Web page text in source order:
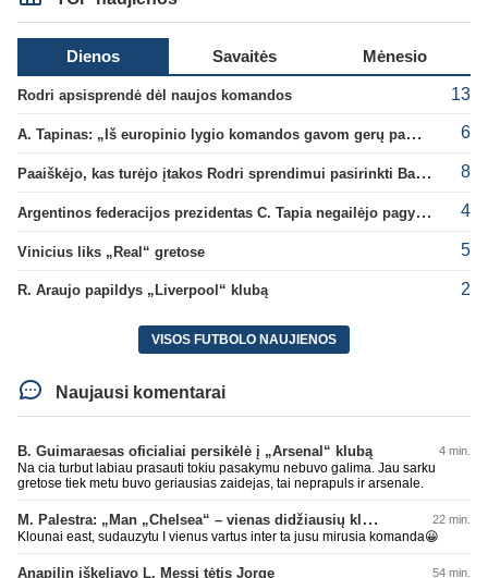
Dienos Savaitės Mėnesio
Rodri apsisprendė dėl naujos komandos 13
A. Tapinas: „Iš europinio lygio komandos gavom gerų pamokų“ 6
Paaiškėjo, kas turėjo įtakos Rodri sprendimui pasirinkti Barselonos pusę 8
Argentinos federacijos prezidentas C. Tapia negailėjo pagyrų G. Infantino 4
Vinicius liks „Real“ gretose 5
R. Araujo papildys „Liverpool“ klubą 2
VISOS FUTBOLO NAUJIENOS
Naujausi komentarai
B. Guimaraesas oficialiai persikėlė į „Arsenal“ klubą 4 min.
Na cia turbut labiau prasauti tokiu pasakymu nebuvo galima. Jau sarku
gretose tiek metu buvo geriausias zaidejas, tai neprapuls ir arsenale.
M. Palestra: „Man „Chelsea“ – vienas didžiausių klubų futbole“ 22 min.
Klounai east, sudauzytu I vienus vartus inter ta jusu mirusia komanda😀
Anapilin iškeliavo L. Messi tėtis Jorge 54 min.